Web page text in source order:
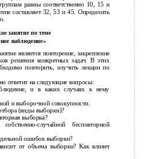
равны соответственно 10, 15 и
составляет 32, 53 и 45. Определить
занятие по теме
наблюдение»
является повторение, закрепление
решения конкретных задач. В этих
повторить, изучить лекции по
ответит на следующие вопросы:
и в каких случаях к нему
и выборочной совокупности.
(виды выборки)?
выборка?
собственно-случайной бесповторной
ошибок выборки?
от объема выборки? Как влияет